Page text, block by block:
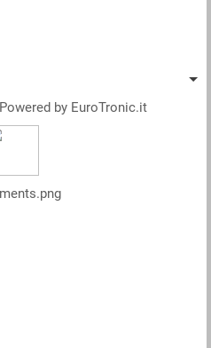
by EuroTronic.it